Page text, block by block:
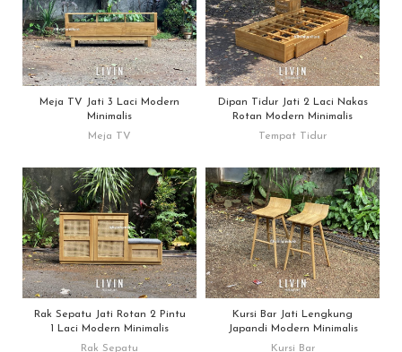
Meja TV Jati 3 Laci Modern
Minimalis
Meja TV
Dipan Tidur Jati 2 Laci Nakas
Rotan Modern Minimalis
Tempat Tidur
Rak Sepatu Jati Rotan 2 Pintu
1 Laci Modern Minimalis
Rak Sepatu
Kursi Bar Jati Lengkung
Japandi Modern Minimalis
Kursi Bar